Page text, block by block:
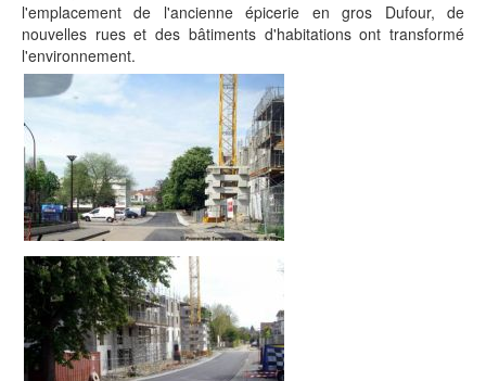
l'emplacement de l'ancienne épicerie en gros Dufour, de
nouvelles rues et des bâtiments d'habitations ont transformé
l'environnement.